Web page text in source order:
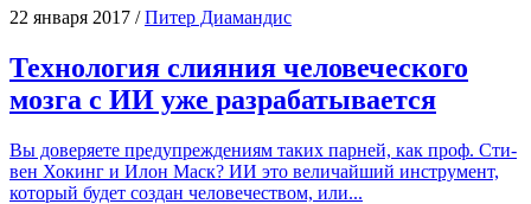
22 января 2017 /Питер Диамандис
Технология слияния человеческого
мозга с ИИ уже разрабатывается
Вы дове­ря­е­те пре­ду­пре­жде­ни­ям таких пар­ней, как проф. Сти­
вен Хокинг и Илон Маск? ИИ это вели­чай­ший инстру­мент,
кото­рый будет создан чело­ве­че­ством, или...